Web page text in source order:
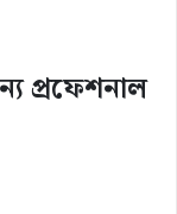
প্রফেশনাল